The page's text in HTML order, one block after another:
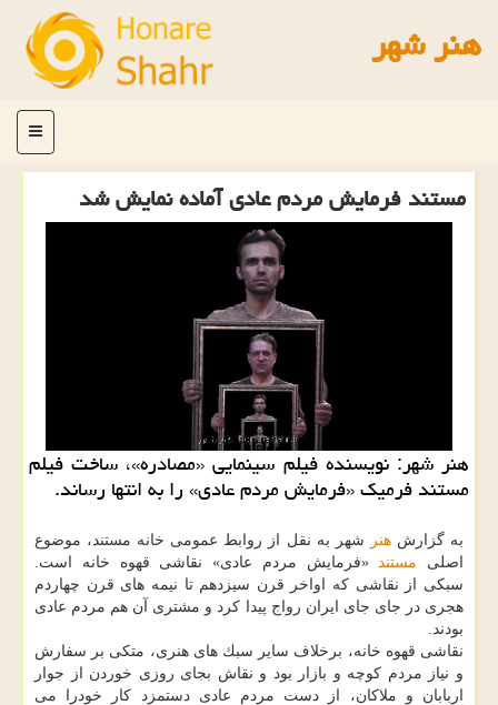
هنر شهر
منو
مستند فرمایش مردم عادی آماده نمایش شد
هنر شهر: نویسنده فیلم سینمایی «مصادره»، ساخت فیلم
مستند فرمیك «فرمایش مردم عادی» را به انتها رساند.
به گزارشهنر
شهر به نقل از روابط عمومی خانه مستند، موضوع
اصلی مستند
«فرمایش مردم عادی» نقاشی قهوه خانه است.
سبكی از نقاشی كه اواخر قرن سیزدهم تا نیمه های قرن چهاردم
هجری در جای جای ایران رواج پیدا كرد و مشتری آن هم مردم عادی
بودند.
نقاشی قهوه خانه، برخلاف سایر سبك های هنری، متكی بر سفارش
و نیاز مردم كوچه و بازار بود و نقاش بجای روزی خوردن از جوار
اربابان و ملاكان، از دست مردم عادی دستمزد كار خودرا می